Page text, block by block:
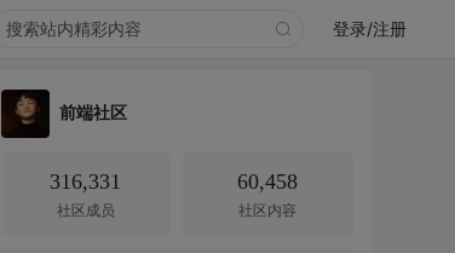
登录/注册
前端社区
316,331
社区成员
60,458
社区内容